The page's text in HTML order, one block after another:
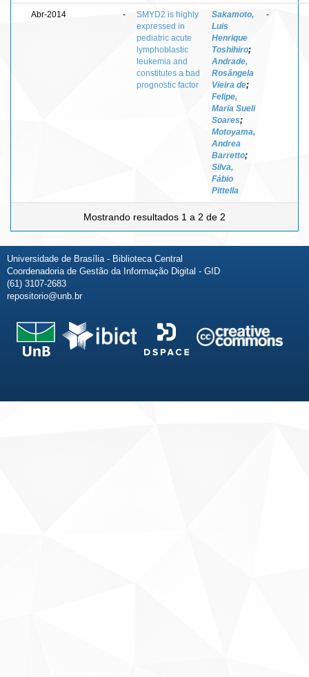
Abr-2014 -
SMYD2 is highly
expressed in
pediatric acute
lymphoblastic
leukemia and
constitutes a bad
prognostic factor
Sakamoto,
Luis
Henrique
Toshihiro;
Andrade,
Rosângela
Vieira de;
Felipe,
Maria Sueli
Soares;
Motoyama,
Andrea
Barretto;
Silva,
Fábio
Pittella
-
Mostrando resultados 1 a 2 de 2
Universidade de Brasília - Biblioteca Central
Coordenadoria de Gestão da Informação Digital - GID
(61) 3107-2683
repositorio@unb.br